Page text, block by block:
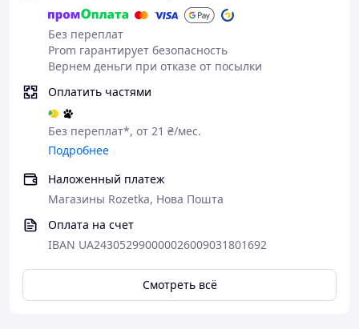
Без переплат
Prom гарантирует безопасность
Вернем деньги при отказе от посылки
Оплатить частями
Без переплат*, от 21 ₴/мес.
Подробнее
Наложенный платеж
Магазины Rozetka, Нова Пошта
Оплата на счет
IBAN UA243052990000026009031801692
Смотреть всё